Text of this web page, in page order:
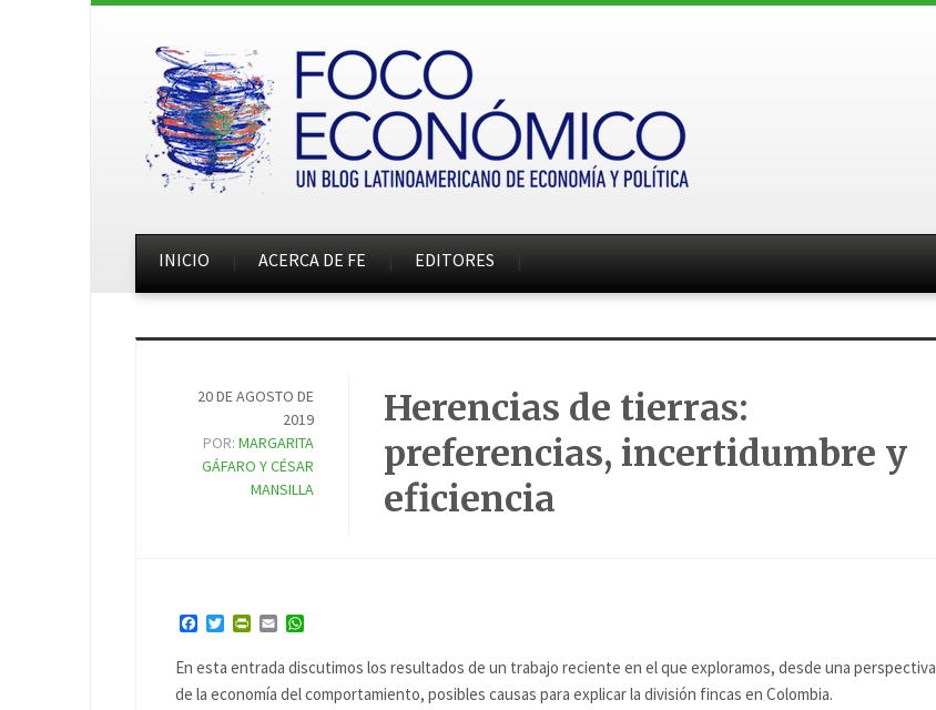
INICIO ACERCA DE FE EDITORES
20 DE AGOSTO DE
2019
POR:MARGARITA
GÁFARO Y CÉSAR
MANSILLA
Herencias de tierras:
preferencias, incertidumbre y
eficiencia
Facebook
TwitterPrintFriendly
Email
En esta entrada discutimos los resultados de un trabajo reciente en el que exploramos, desde una perspectiva
de la economía del comportamiento, posibles causas para explicar la división fincas en Colombia.